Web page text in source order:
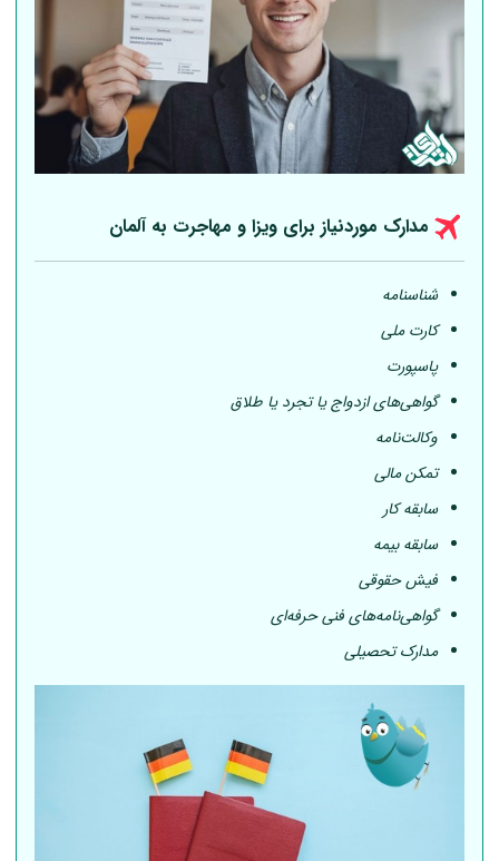
مدارک موردنیاز برای ویزا و مهاجرت بهآلمان
شناسنامه
کارت ملی
پاسپورت
گواهی‌های ازدواج یا تجرد یا طلاق
وکالت‌نامه
تمکن مالی
سابقه کار
سابقه بیمه
فیش حقوقی
گواهی‌نامه‌های فنی حرفه‌ای
مدارک تحصیلی